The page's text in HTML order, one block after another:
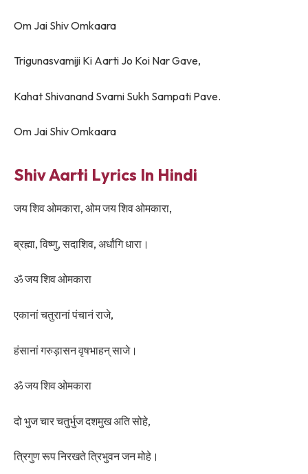
Om Jai Shiv Omkaara
Trigunasvamiji Ki Aarti Jo Koi Nar Gave,
Kahat Shivanand Svami Sukh Sampati Pave.
Om Jai Shiv Omkaara
Shiv Aarti Lyrics In Hindi
जय शिव ओमकारा, ओम जय शिव ओमकारा,
ब्रह्मा, विष्णु, सदाशिव, अर्धांगि धारा।
ॐ जय शिव ओमकारा
एकानां चतुरानां पंचानं राजे,
हंसानां गरुड़ासन वृषभाहन् साजे।
ॐ जय शिव ओमकारा
दो भुज चार चतुर्भुज दशमुख अति सोहे,
त्रिगुण रूप निरखते त्रिभुवन जन मोहे।